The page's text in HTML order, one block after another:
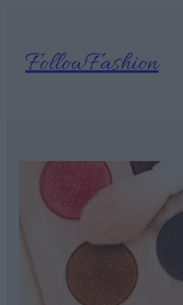
tartalomhoz
FollowFashion